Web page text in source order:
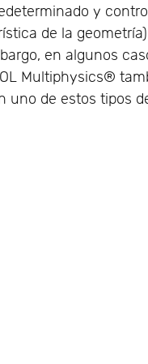
y
de la
en algunos
Multiphysics®
uno de estos tipos